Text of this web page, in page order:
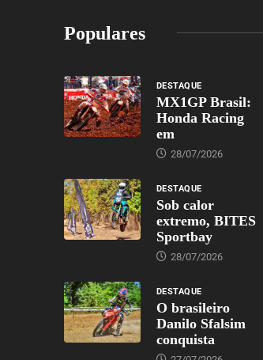
Populares
DESTAQUE
MX1GP Brasil:
Honda Racing
em
28/07/2026
DESTAQUE
Sob calor
extremo, BITES
Sportbay
28/07/2026
DESTAQUE
O brasileiro
Danilo Sfalsim
conquista